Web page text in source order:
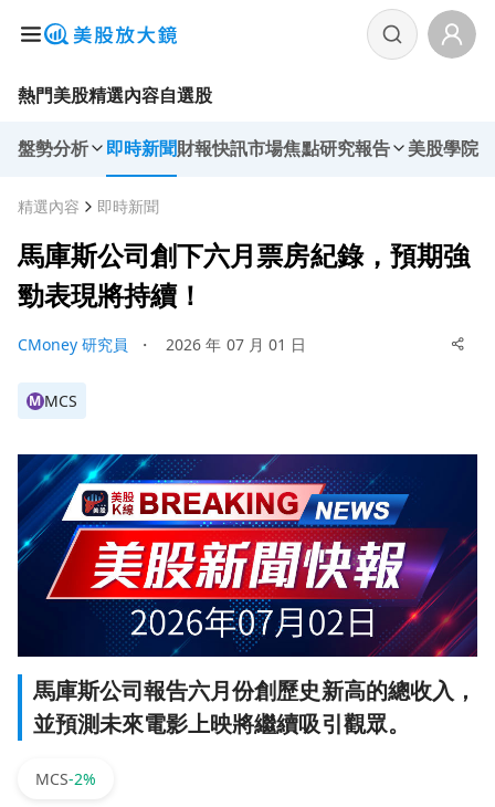
熱門美股精選內容自選股
盤勢分析 即時新聞財報快訊市場焦點研究報告 美股學院
精選內容 即時新聞
馬庫斯公司創下六月票房紀錄，預期強
勁表現將持續！
CMoney 研究員 ・ 2026 年 07 月 01 日
M MCS
馬庫斯公司報告六月份創歷史新高的總收入，
並預測未來電影上映將繼續吸引觀眾。
MCS-2%